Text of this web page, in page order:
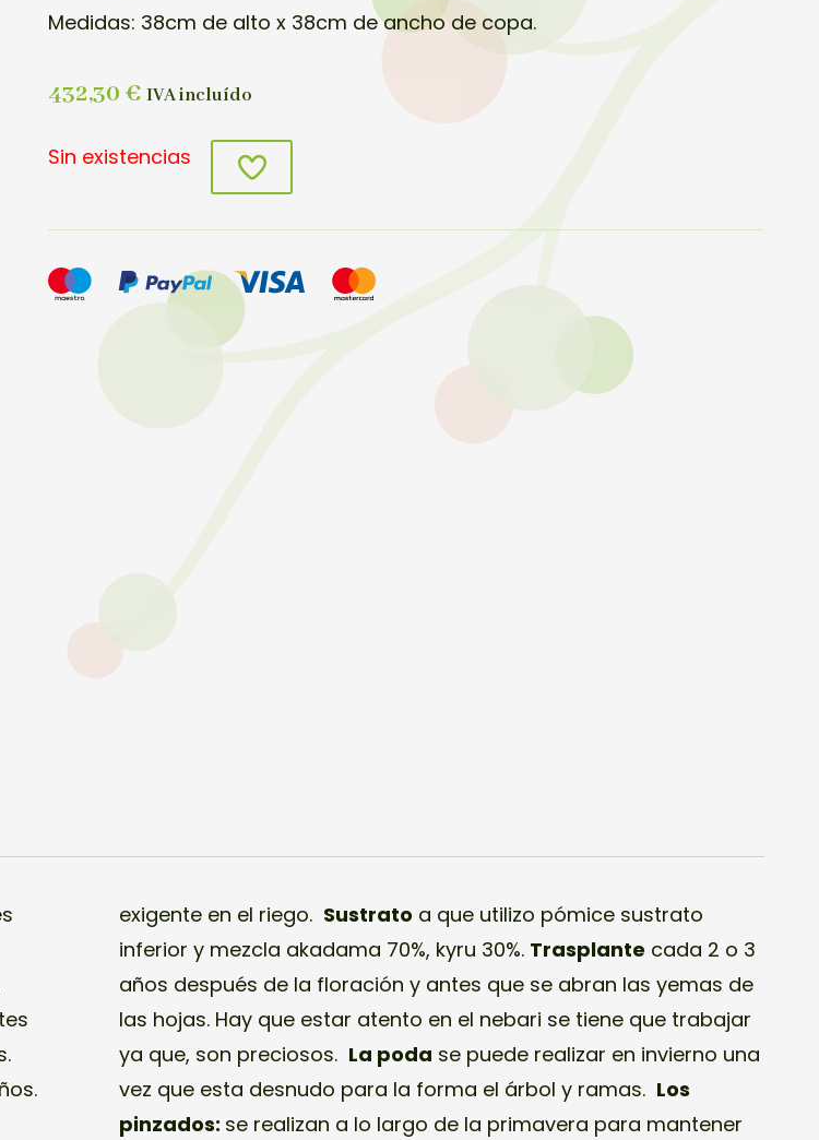
Medidas: 38cm de alto x 38cm de ancho de copa.
432,30€ IVA incluído
Sin existencias
exigente en el riego. Sustrato a que utilizo pómice sustrato
inferior y mezcla akadama 70%, kyru 30%. Trasplante cada 2 o 3
años después de la floración y antes que se abran las yemas de
las hojas. Hay que estar atento en el nebari se tiene que trabajar
ya que, son preciosos. La poda se puede realizar en invierno una
vez que esta desnudo para la forma el árbol y ramas. Los
pinzados: se realizan a lo largo de la primavera para mantener